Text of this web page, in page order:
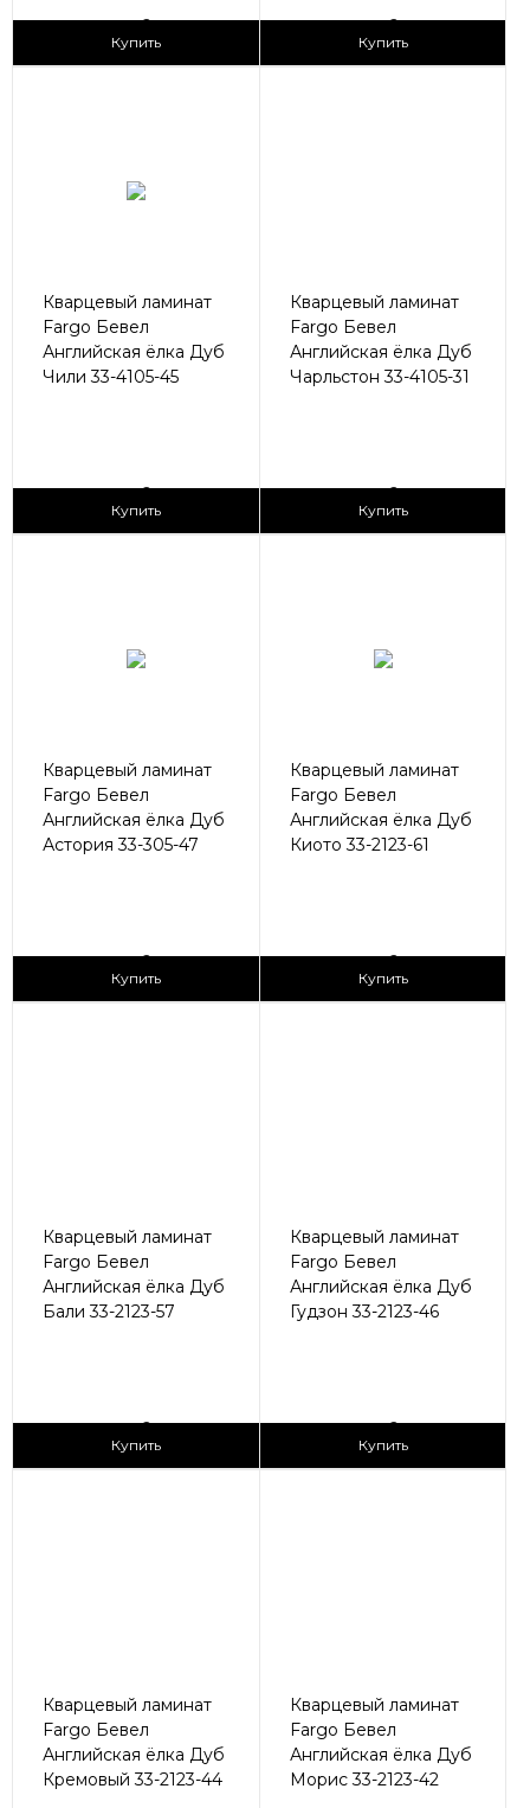
2
Купить
2
Купить
Кварцевый ламинат
Fargo Бевел
Английская ёлка Дуб
Чили 33-4105-45
2
Купить
Кварцевый ламинат
Fargo Бевел
Английская ёлка Дуб
Чарльстон 33-4105-31
2
Купить
Кварцевый ламинат
Fargo Бевел
Английская ёлка Дуб
Астория 33-305-47
2
Купить
Кварцевый ламинат
Fargo Бевел
Английская ёлка Дуб
Киото 33-2123-61
2
Купить
Кварцевый ламинат
Fargo Бевел
Английская ёлка Дуб
Бали 33-2123-57
2
Купить
Кварцевый ламинат
Fargo Бевел
Английская ёлка Дуб
Гудзон 33-2123-46
2
Купить
Кварцевый ламинат
Fargo Бевел
Английская ёлка Дуб
Кремовый 33-2123-44
Кварцевый ламинат
Fargo Бевел
Английская ёлка Дуб
Морис 33-2123-42